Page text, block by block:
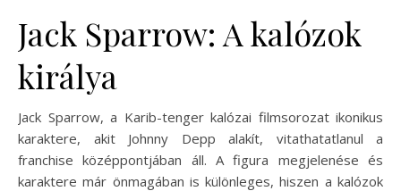
Jack Sparrow: A kalózok
királya
Jack Sparrow, a Karib-tenger kalózai filmsorozat ikonikus
karaktere, akit Johnny Depp alakít, vitathatatlanul a
franchise középpontjában áll. A figura megjelenése és
karaktere már önmagában is különleges, hiszen a kalózok